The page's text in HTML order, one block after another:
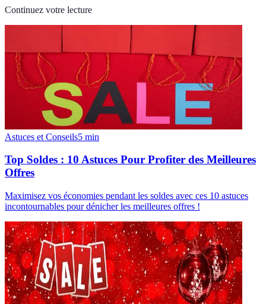
Continuez votre lecture
Astuces et Conseils5 min
Top Soldes : 10 Astuces Pour Profiter des Meilleures
Offres
Maximisez vos économies pendant les soldes avec ces 10 astuces
incontournables pour dénicher les meilleures offres !